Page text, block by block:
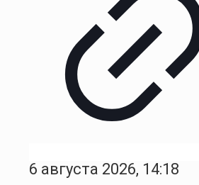
6 августа 2026, 14:18